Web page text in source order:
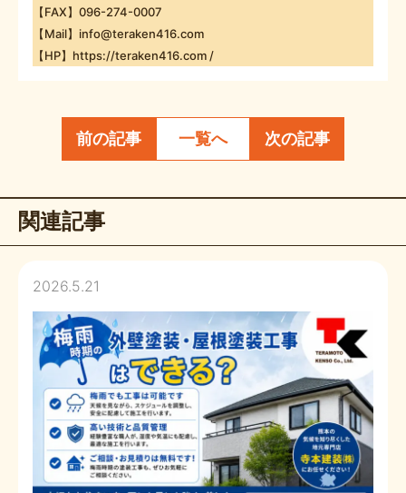
【FAX】096-274-0007
【Mail】info@teraken416.com
【HP】https://teraken416.com /
前の記事 一覧へ 次の記事
関連記事
2026.5.21